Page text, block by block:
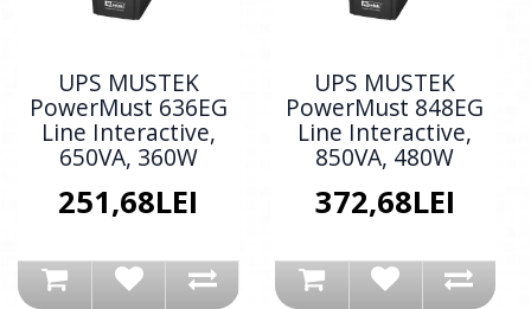
UPS MUSTEK
PowerMust 636EG
Line Interactive,
650VA, 360W
251,68LEI
UPS MUSTEK
PowerMust 848EG
Line Interactive,
850VA, 480W
372,68LEI